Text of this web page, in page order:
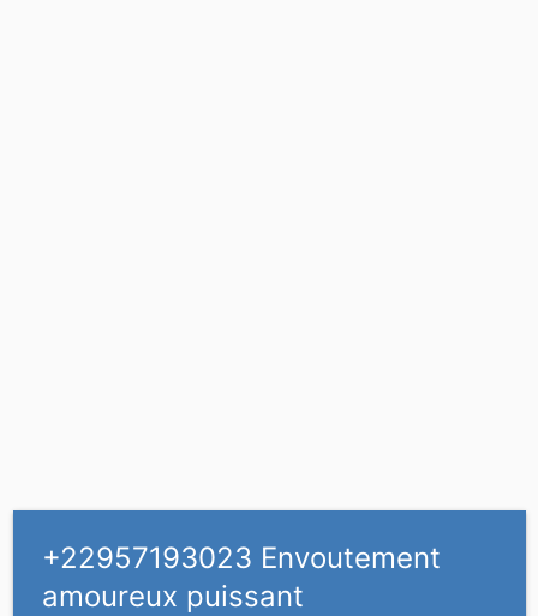
+22957193023 Envoutement
amoureux puissant